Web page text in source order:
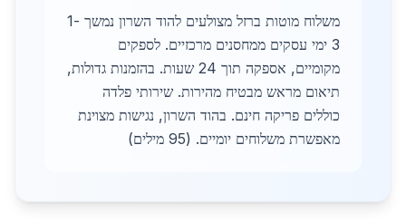
משלוח מוטות ברזל מצולעים להוד השרון נמשך 1-
3 ימי עסקים ממחסנים מרכזיים. לספקים
מקומיים, אספקה תוך 24 שעות. בהזמנות גדולות,
תיאום מראש מבטיח מהירות. שירותי פלדה
כוללים פריקה חינם. בהוד השרון, נגישות מצוינת
מאפשרת משלוחים יומיים. (95 מילים)